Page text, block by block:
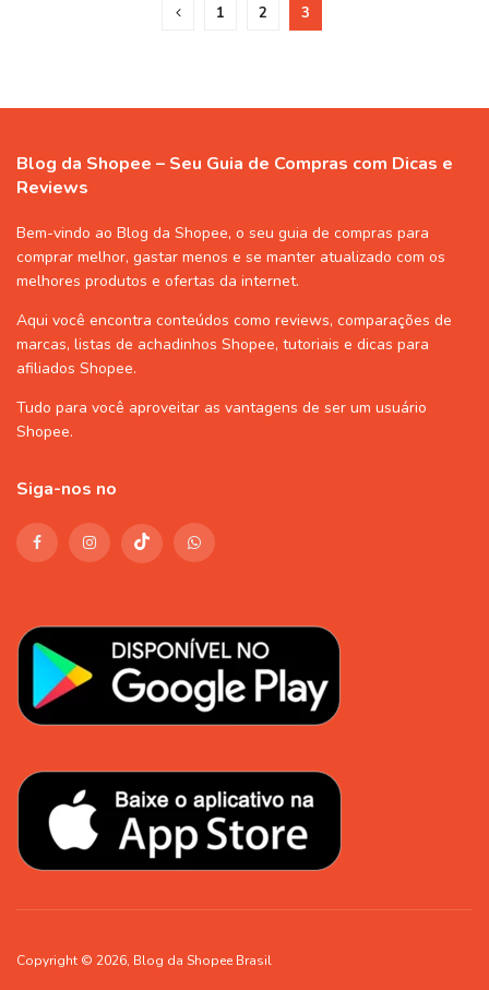
1 2 3
Blog da Shopee – Seu Guia de Compras com Dicas e
Reviews
Bem-vindo ao Blog da Shopee, o seu guia de compras para
comprar melhor, gastar menos e se manter atualizado com os
melhores produtos e ofertas da internet.
Aqui você encontra conteúdos como reviews, comparações de
marcas, listas de achadinhos Shopee, tutoriais e dicas para
afiliados Shopee.
Tudo para você aproveitar as vantagens de ser um usuário
Shopee.
Siga-nos no
Copyright © 2026, Blog da Shopee Brasil